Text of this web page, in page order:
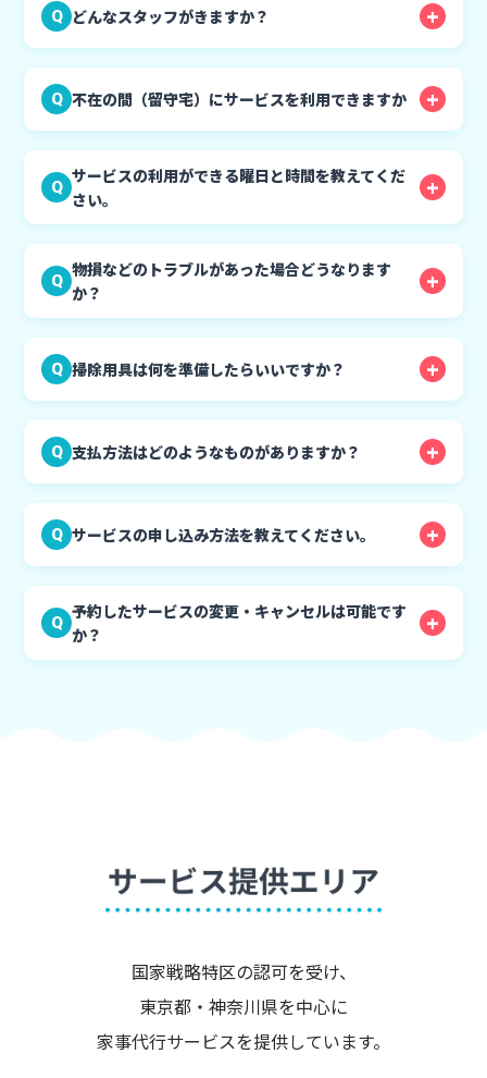
Q どんなスタッフがきますか？
Q 不在の間（留守宅）にサービスを利用できますか
Q
サービスの利用ができる曜日と時間を教えてくだ
さい。
Q
物損などのトラブルがあった場合どうなります
か？
Q 掃除用具は何を準備したらいいですか？
Q 支払方法はどのようなものがありますか？
Q サービスの申し込み方法を教えてください。
Q
予約したサービスの変更・キャンセルは可能です
か？
国家戦略特区の認可を受け、
東京都・神奈川県を中心に
家事代行サービスを提供しています。